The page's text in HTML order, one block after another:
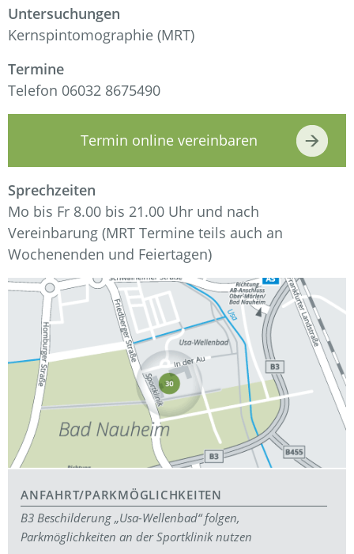
Untersuchungen
Kernspintomographie (MRT)
Termine
Telefon 06032 8675490
Termin online vereinbaren
Sprechzeiten
Mo bis Fr 8.00 bis 21.00 Uhr und nach
Vereinbarung (MRT Termine teils auch an
Wochenenden und Feiertagen)
ANFAHRT/PARKMÖGLICHKEITEN
B3 Beschilderung „Usa-Wellenbad“ folgen,
Parkmöglichkeiten an der Sportklinik nutzen